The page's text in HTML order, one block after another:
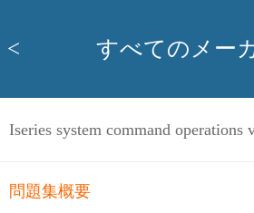
< すべてのメー
Iseries system command operations
問題集概要